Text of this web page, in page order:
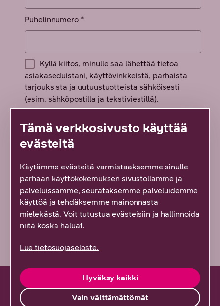
Tämä verkkosivusto käyttää
evästeitä
Käytämme evästeitä varmistaaksemme sinulle
parhaan käyttökokemuksen sivustollamme ja
palveluissamme, seurataksemme palveluidemme
käyttöä ja tehdäksemme mainonnasta
mielekästä. Voit tutustua evästeisiin ja hallinnoida
niitä koska haluat.
Lue tietosuojaseloste.
Vain välttämättömät
Hyväksy kaikki